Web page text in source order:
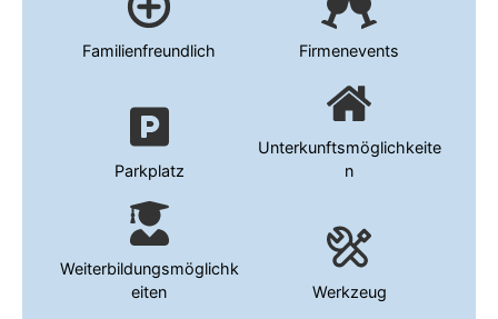
Familienfreundlich Firmenevents
Parkplatz
Unterkunftsmöglichkeite
n
Weiterbildungsmöglichk
eiten
Werkzeug